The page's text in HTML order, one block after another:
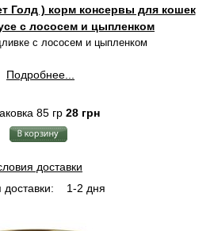
Голд ) корм консервы для кошек
с лососем и цыпленком
с лососем и цыпленком
Подробнее...
85 гр 28 грн
доставки
1-2 дня